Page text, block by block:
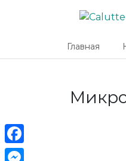
Главная
Facebook